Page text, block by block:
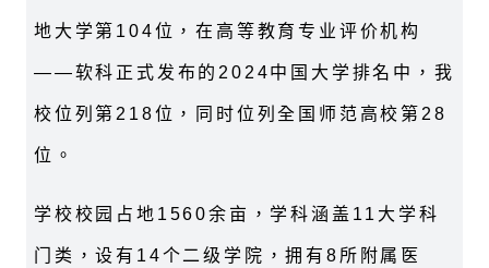
地大学第104位，在高等教育专业评价机构
——软科正式发布的2024中国大学排名中，我
校位列第218位，同时位列全国师范高校第28
位。
学校校园占地1560余亩，学科涵盖11大学科
门类，设有14个二级学院，拥有8所附属医